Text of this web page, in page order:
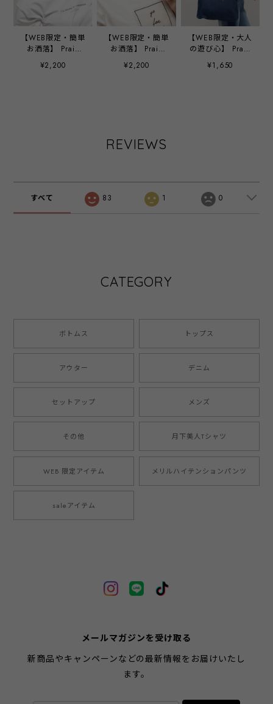
【WEB限定・簡単
お洒落】 Praia
selection ストラ
イプスカーフ ‐
¥2,200
【WEB限定・簡単
お洒落】 Praia
selection ストラ
イプスカーフ ‐
¥2,200
【WEB限定・大人
の遊び心】 Praia
selection モチー
フチャーム
¥1,650
REVIEWS
すべて 83 1 0
CATEGORY
ボトムス トップス
アウター デニム
セットアップ メンズ
その他 月下美人Tシャツ
WEB 限定アイテム メリルハイテンションパンツ
saleアイテム
メールマガジンを受け取る
新商品やキャンペーンなどの最新情報をお届けいたし
ます。